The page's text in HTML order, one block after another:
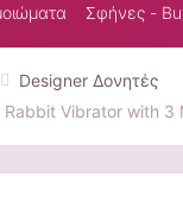
Σφήνες -
Designer Δονητές
Vibrator with 3